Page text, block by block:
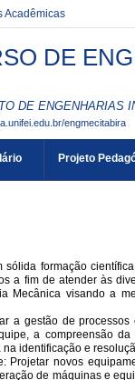
Acadêmicas
DE
DE ENGENHARIAS
engmecitabira
Projeto
formação
a fim de atender às
Mecânica visando a
a gestão de
a compreensão
identificação e
Projetar novos
de máquinas e